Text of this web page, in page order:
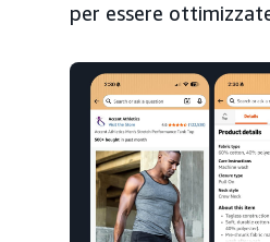
per essere